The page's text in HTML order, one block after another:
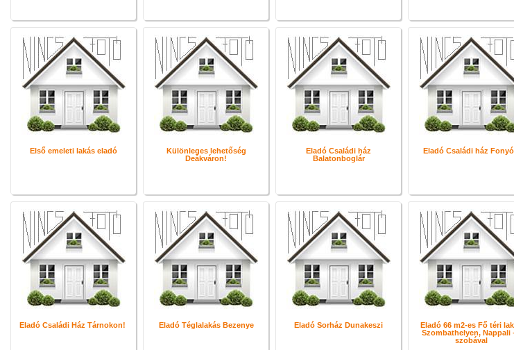
Első emeleti lakás eladó
Különleges lehetőség
Deákváron!
Eladó Családi ház
Balatonboglár
Eladó Családi ház
Eladó Családi Ház Tárnokon! Eladó Téglalakás Bezenye Eladó Sorház Dunakeszi
Eladó 66 m2-es Fő téri
Szombathelyen, Nappali
szobával